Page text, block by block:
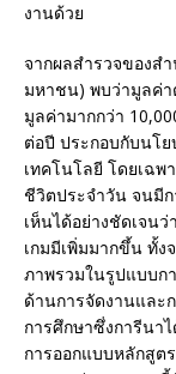
งานด้วย
จากผลสำรวจของส
มหาชน) พบว่ามูลค่า
มูลค่ามากกว่า
ต่อปี ประกอบกับนโ
เทคโนโลยี โดยเฉพ
ชีวิตประจำวัน จนมี
เห็นได้อย่างชัดเจน
เกมมีเพิ่มมากขึ้น ทั้
ภาพรวมในรูปแบบก
ด้านการจัดงานและ
การศึกษาซึ่งการีนา
การออกแบบหลักสูต